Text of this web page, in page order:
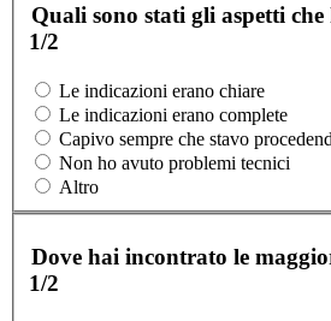
Quali sono stati gli aspetti
1/2
Le indicazioni erano chiare
Le indicazioni erano complete
Capivo sempre che stavo
Non ho avuto problemi tecnici
Altro
Dove hai incontrato le
1/2